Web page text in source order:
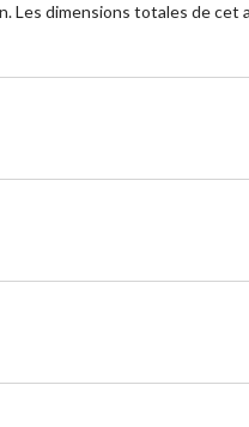
Les dimensions totales de